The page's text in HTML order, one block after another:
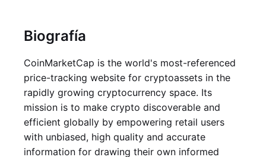
Biografía
CoinMarketCap is the world's most-referenced
price-tracking website for cryptoassets in the
rapidly growing cryptocurrency space. Its
mission is to make crypto discoverable and
efficient globally by empowering retail users
with unbiased, high quality and accurate
information for drawing their own informed